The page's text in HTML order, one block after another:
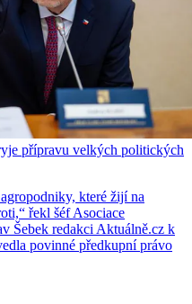
přípravu velkých politických
které žijí na
řekl šéf Asociace
Šebek redakci Aktuálně.cz k
povinné předkupní právo